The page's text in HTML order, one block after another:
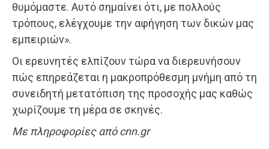
θυμόμαστε. Αυτό σημαίνει ότι, με πολλούς
τρόπους, ελέγχουμε την αφήγηση των δικών μας
εμπειριών».
Οι ερευνητές ελπίζουν τώρα να διερευνήσουν
πώς επηρεάζεται η μακροπρόθεσμη μνήμη από τη
συνειδητή μετατόπιση της προσοχής μας καθώς
χωρίζουμε τη μέρα σε σκηνές.
Με πληροφορίες από cnn.gr